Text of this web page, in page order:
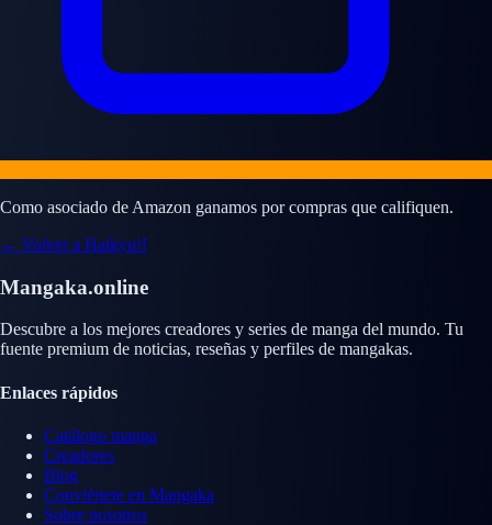
Como asociado de Amazon ganamos por compras que califiquen.
← Volver a Haikyu!!
Mangaka.online
Descubre a los mejores creadores y series de manga del mundo. Tu
fuente premium de noticias, reseñas y perfiles de mangakas.
Enlaces rápidos
Catálogo manga
Creadores
Blog
Conviértete en Mangaka
Sobre nosotros